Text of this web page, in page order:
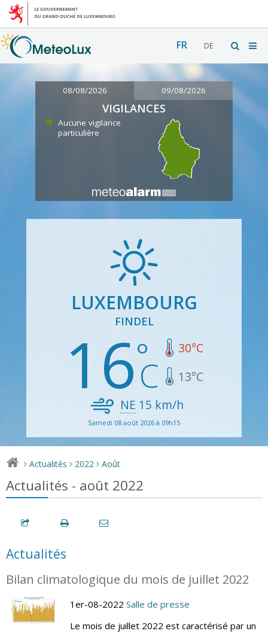
FR DE
08/08/2026 09/08/2026
VIGILANCES
Aucune vigilance
particulière
LUXEMBOURG
FINDEL
16 30°C
13°C
NE 15 km/h
Samedi 08 août 2026 à 09h15
> Actualités > 2022 > Août
Actualités - août 2022
Actualités
Bilan climatologique du mois de juillet 2022
1er-08-2022 Salle de presse
Le mois de juillet 2022 est caractérisé par un